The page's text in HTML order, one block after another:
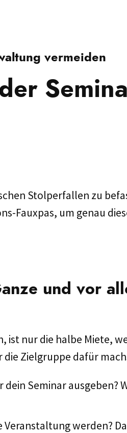
vermeiden
Stolperfallen zu
Fauxpas, um genau
und vor
ist nur die halbe Miete,
die Zielgruppe dafür
dein Seminar ausgeben?
Veranstaltung werden?